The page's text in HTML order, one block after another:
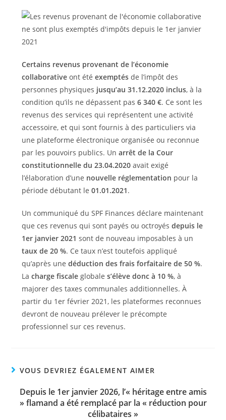
Certains revenus provenant de l’économie
collaborative ont été exemptés de l’impôt des
personnes physiques jusqu’au 31.12.2020 inclus, à la
condition qu’ils ne dépassent pas 6 340 €. Ce sont les
revenus des services qui représentent une activité
accessoire, et qui sont fournis à des particuliers via
une plateforme électronique organisée ou reconnue
par les pouvoirs publics. Un arrêt de la Cour
constitutionnelle du 23.04.2020avait exigé
l’élaboration d’une nouvelle réglementation pour la
période débutant le 01.01.2021.
Un communiqué du SPF Finances déclare maintenant
que ces revenus qui sont payés ou octroyés depuis le
1er janvier 2021 sont de nouveau imposables à un
taux de 20 %. Ce taux n’est toutefois appliqué
qu’après une déduction des frais forfaitaire de 50 %.
La charge fiscale globale s’élève donc à 10 %, à
majorer des taxes communales additionnelles. À
partir du 1er février 2021, les plateformes reconnues
devront de nouveau prélever le précompte
professionnel sur ces revenus.
VOUS DEVRIEZ ÉGALEMENT AIMER
Depuis le 1er janvier 2026, l’« héritage entre amis
» flamand a été remplacé par la « réduction pour
célibataires »